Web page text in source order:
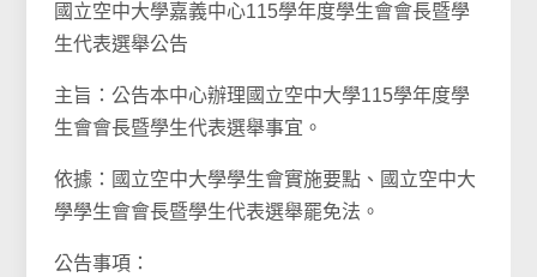
國立空中大學嘉義中心115學年度學生會會長暨學
生代表選舉公告
主旨：公告本中心辦理國立空中大學115學年度學
生會會長暨學生代表選舉事宜。
依據：國立空中大學學生會實施要點、國立空中大
學學生會會長暨學生代表選舉罷免法。
公告事項：